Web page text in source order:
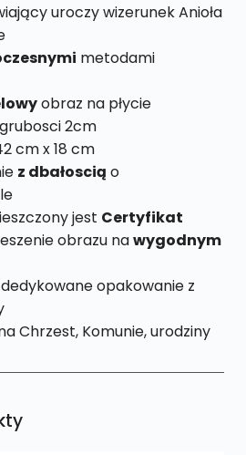
uroczy wizerunek Anioła
metodami
obraz na płycie
2cm
cm x 18 cm
z dbałoscią o
jest Certyfikat
obrazu nawygodnym
opakowanie z
Chrzest, Komunie, urodziny